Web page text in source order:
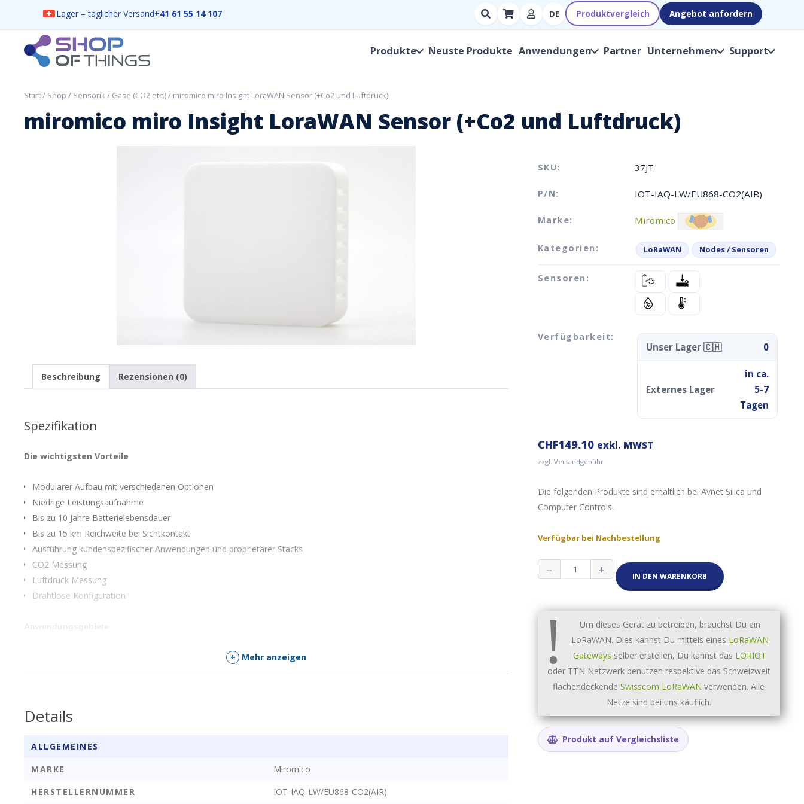
Lager – täglicher Versand+41 61 55 14 107
Suchen
nach
Hersteller,
DE Produktvergleich Angebot anfordern
ShopOfThings
Produkte Neuste Produkte Anwendungen Partner Unternehmen Support
Start/ Shop / Sensorik / Gase (CO2 etc.)/ miromico miro Insight LoraWAN Sensor (+Co2 und Luftdruck)
miromico miro Insight LoraWAN Sensor (+Co2 und Luftdruck)
SKU: 37JT
P/N: IOT-IAQ-LW/EU868-CO2(AIR)
Marke: Miromico
Kategorien: LoRaWAN Nodes / Sensoren
Sensoren:
Verfügbarkeit:
Unser Lager 🇨🇭 0
Externes Lager
in ca.
5-7
Tagen
CHF149.10 exkl. MWST
zzgl. Versandgebühr
Die folgenden Produkte sind erhältlich bei Avnet Silica und
Computer Controls.
Verfügbar bei Nachbestellung
−
miromico
miro
Sensor
(+Co2
und
Luftdruck)
Menge
+ IN DEN WARENKORB
!
Um dieses Gerät zu betreiben, brauchst Du ein
LoRaWAN. Dies kannst Du mittels eines LoRaWAN
Gateways selber erstellen, Du kannst das LORIOT
oder TTN Netzwerk benutzen respektive das Schweizweit
flächendeckendeSwisscom LoRaWAN verwenden. Alle
Netze sind bei uns käuflich.
Produkt auf Vergleichsliste
Beschreibung Rezensionen (0)
Spezifikation
Die wichtigsten Vorteile
Modularer Aufbau mit verschiedenen Optionen
Niedrige Leistungsaufnahme
Bis zu 10 Jahre Batterielebensdauer
Bis zu 15 km Reichweite bei Sichtkontakt
Ausführung kundenspezifischer Anwendungen und proprietärer Stacks
CO2 Messung
Luftdruck Messung
Drahtlose Konfiguration
Low Power RF-System
Facility Management Dienstleistungen
Downlinks
+ Mehr anzeigen
Details
ALLGEMEINES
MARKE
Miromico
HERSTELLERNUMMER
IOT-IAQ-LW/EU868-CO2(AIR)